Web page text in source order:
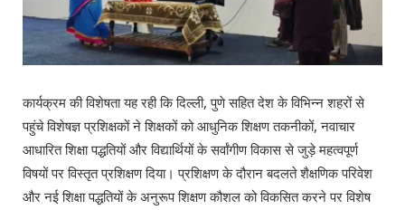
कार्यक्रम की विशेषता यह रही कि दिल्ली, पुणे सहित देश के विभिन्न शहरों से
पहुंचे विशेषज्ञ प्रशिक्षकों ने शिक्षकों को आधुनिक शिक्षण तकनीकों, नवाचार
आधारित शिक्षा पद्धतियों और विद्यार्थियों के सर्वांगीण विकास से जुड़े महत्वपूर्ण
विषयों पर विस्तृत प्रशिक्षण दिया। प्रशिक्षण के दौरान बदलते शैक्षणिक परिवेश
और नई शिक्षा पद्धतियों के अनुरूप शिक्षण कौशल को विकसित करने पर विशेष